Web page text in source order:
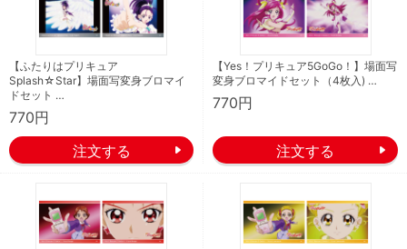
【ふたりはプリキュア
Splash☆Star】場面写変身ブロマイ
ドセット …
770円
【Yes！プリキュア5GoGo！】場面写
変身ブロマイドセット（4枚入) …
770円